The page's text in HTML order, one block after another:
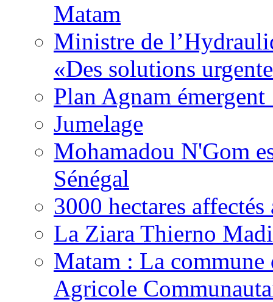
Matam
Ministre de
«Des solutions
Plan Agnam
Jumelage
Mohamadou N'Gom
Sénégal
3000 hectares
La Ziara Thierno
Matam : La
Agricole